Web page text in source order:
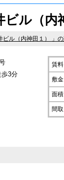
ビル（内
ビル（内神田１） 」
3分
賃料
敷
面
間